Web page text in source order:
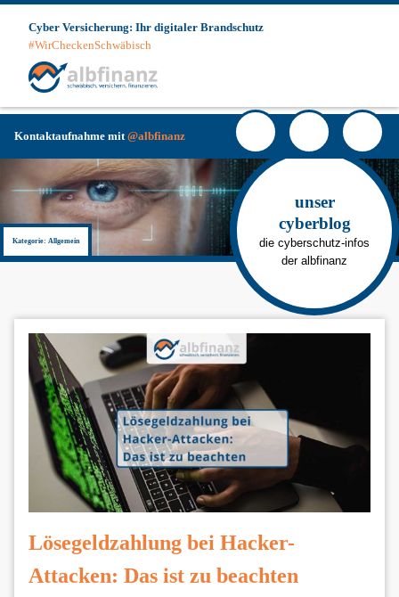
Cyber Versicherung: Ihr digitaler Brandschutz
#WirCheckenSchwäbisch
unser
cyberblog
die cyberschutz-infos
der albfinanz
Kategorie: Allgemein
Lösegeldzahlung bei Hacker-
Attacken: Das ist zu beachten
Kontaktaufnahme mit@albfinanz